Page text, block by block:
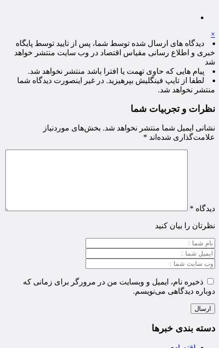
×
دیدگاه های ارسال شده توسط شما، پس از تایید توسط پایگاه
خبری و اطلاع رسانی مقیاس اقتصاد در وب سایت منتشر خواهد
شد
پیام هایی که حاوی تهمت یا افترا باشد منتشر نخواهد شد.
لطفا از تایپ فینگلیش بپرهیزید. در غیر اینصورت دیدگاه شما
منتشر نخواهد شد.
نظرات و تجربیات شما
نشانی ایمیل شما منتشر نخواهد شد. بخش‌های موردنیاز
علامت‌گذاری شده‌اند *
دیدگاه *
نظرتان را بیان کنید
ذخیره نام، ایمیل و وبسایت من در مرورگر برای زمانی که
دوباره دیدگاهی می‌نویسم.
دسته بندی خبرها